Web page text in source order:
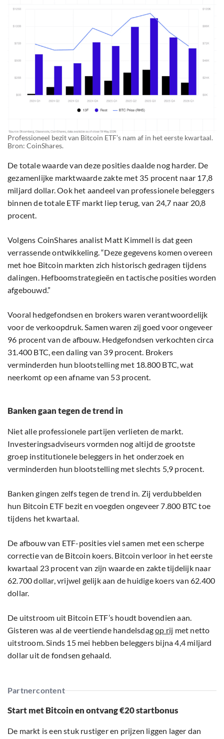
Professioneel bezit van Bitcoin ETF’s nam af in het eerste kwartaal.
Bron: CoinShares.
De totale waarde van deze posities daalde nog harder. De
gezamenlijke marktwaarde zakte met 35 procent naar 17,8
miljard dollar. Ook het aandeel van professionele beleggers
binnen de totale ETF markt liep terug, van 24,7 naar 20,8
procent.
Volgens CoinShares analist Matt Kimmell is dat geen
verrassende ontwikkeling. “Deze gegevens komen overeen
met hoe Bitcoin markten zich historisch gedragen tijdens
dalingen. Hefboomstrategieën en tactische posities worden
afgebouwd.”
Vooral hedgefondsen en brokers waren verantwoordelijk
voor de verkoopdruk. Samen waren zij goed voor ongeveer
96 procent van de afbouw. Hedgefondsen verkochten circa
31.400 BTC, een daling van 39 procent. Brokers
verminderden hun blootstelling met 18.800 BTC, wat
neerkomt op een afname van 53 procent.
Banken gaan tegen de trend in
Niet alle professionele partijen verlieten de markt.
Investeringsadviseurs vormden nog altijd de grootste
groep institutionele beleggers in het onderzoek en
verminderden hun blootstelling met slechts 5,9 procent.
Banken gingen zelfs tegen de trend in. Zij verdubbelden
hun Bitcoin ETF bezit en voegden ongeveer 7.800 BTC toe
tijdens het kwartaal.
De afbouw van ETF-posities viel samen met een scherpe
correctie van de Bitcoin koers. Bitcoin verloor in het eerste
kwartaal 23 procent van zijn waarde en zakte tijdelijk naar
62.700 dollar, vrijwel gelijk aan de huidige koers van 62.400
dollar.
De uitstroom uit Bitcoin ETF’s houdt bovendien aan.
Gisteren was al de veertiende handelsdagop rij met netto
uitstroom. Sinds 15 mei hebben beleggers bijna 4,4 miljard
dollar uit de fondsen gehaald.
Partnercontent
Start met Bitcoin en ontvang €20 startbonus
De markt is een stuk rustiger en prijzen liggen lager dan